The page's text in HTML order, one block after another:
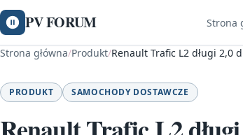
PV FORUM Strona
Strona główna/Produkt/Renault Trafic L2 długi 2,0
PRODUKT SAMOCHODY DOSTAWCZE